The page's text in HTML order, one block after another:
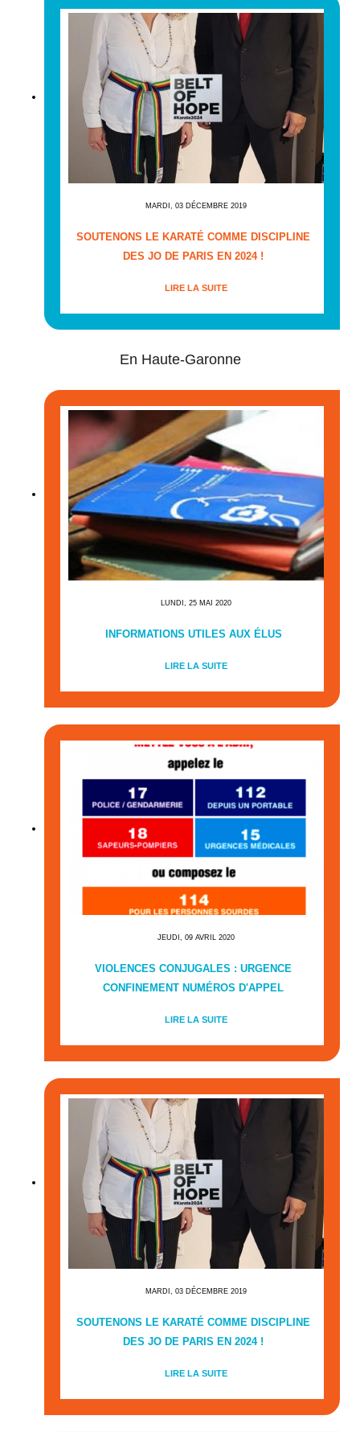
MARDI, 03 DÉCEMBRE 2019
SOUTENONS LE KARATÉ COMME DISCIPLINE
DES JO DE PARIS EN 2024 !
LIRE LA SUITE
En Haute-Garonne
LUNDI, 25 MAI 2020
INFORMATIONS UTILES AUX ÉLUS
LIRE LA SUITE
JEUDI, 09 AVRIL 2020
VIOLENCES CONJUGALES : URGENCE
CONFINEMENT NUMÉROS D'APPEL
LIRE LA SUITE
MARDI, 03 DÉCEMBRE 2019
SOUTENONS LE KARATÉ COMME DISCIPLINE
DES JO DE PARIS EN 2024 !
LIRE LA SUITE